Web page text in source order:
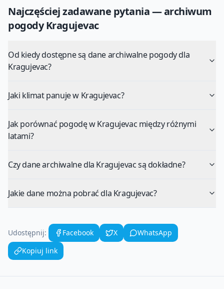
Najczęściej zadawane pytania — archiwum
pogodyKragujevac
Od kiedy dostępne są dane archiwalne pogody dla
Kragujevac?
Jaki klimat panuje w Kragujevac?
Jak porównać pogodę w Kragujevac między różnymi
latami?
Czy dane archiwalne dla Kragujevac są dokładne?
Jakie dane można pobrać dla Kragujevac?
Udostępnij: Facebook X
WhatsApp
Kopiuj link